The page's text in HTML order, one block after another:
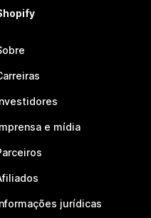
e mídia
jurídicas